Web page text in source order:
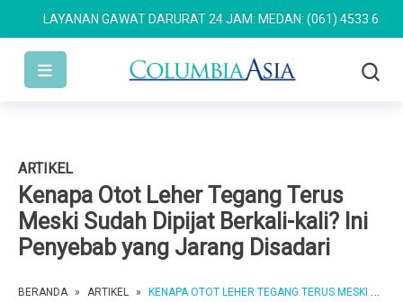
LAYANAN GAWAT DARURAT 24 JAM: MEDAN: (061) 4533 636
ARTIKEL
Kenapa Otot Leher Tegang Terus
Meski Sudah Dipijat Berkali-kali? Ini
Penyebab yang Jarang Disadari
BERANDA » ARTIKEL » KENAPA OTOT LEHER TEGANG TERUS MESKI SUDAH DIPIJAT BERKALI-KALI? INI PENYEBAB YANG JARANG DISADARI